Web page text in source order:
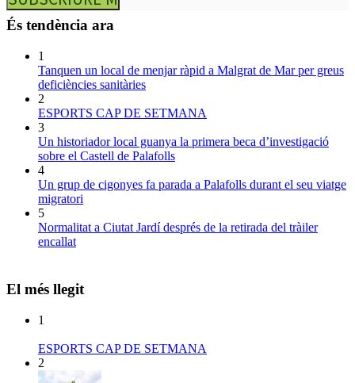
És tendència ara
1
Tanquen un local de menjar ràpid a Malgrat de Mar per greus
deficiències sanitàries
2
ESPORTS CAP DE SETMANA
3
Un historiador local guanya la primera beca d’investigació
sobre el Castell de Palafolls
4
Un grup de cigonyes fa parada a Palafolls durant el seu viatge
migratori
5
Normalitat a Ciutat Jardí després de la retirada del tràiler
encallat
El més llegit
1
ESPORTS CAP DE SETMANA
2